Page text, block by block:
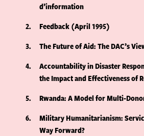
d’information
2
Feedback (April 1995)
3
The Future of Aid: The DAC’s
4
Accountability in Disaster
the Impact and Effectiveness of
5
Rwanda: A Model for Multi-
6
Military Humanitarianism:
Way Forward?